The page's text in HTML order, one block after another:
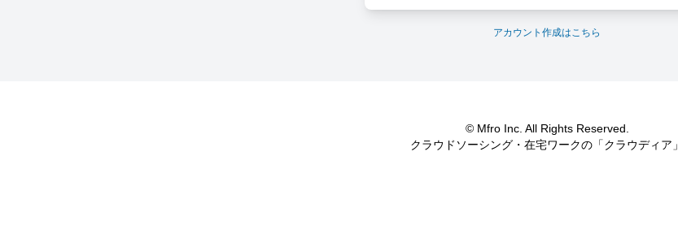
アカウント作成はこちら
© Mfro Inc. All Rights Reserved.
クラウドソーシング・在宅ワークの「クラウディア」